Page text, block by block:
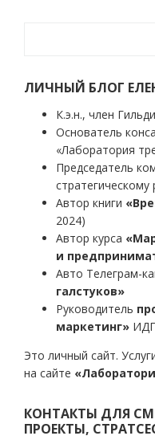
ЛИЧНЫЙ БЛОГ
К.э.н., член
Основатель
«Лаборатория
Председатель
Автор книги
2024)
Автор курса
и
Авто Телеграм-
галстуков»
Руководитель
маркетинг»
Это личный сайт.
на сайте
КОНТАКТЫ ДЛЯ
ПРОЕКТЫ,